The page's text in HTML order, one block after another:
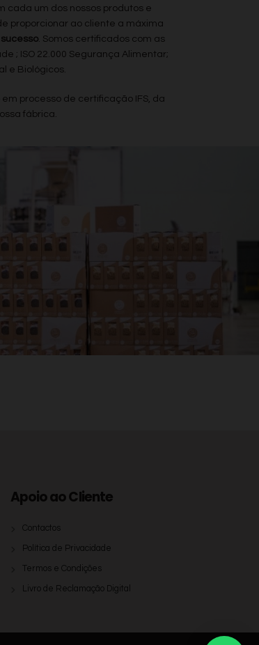
cada um dos nossos produtos e
proporcionar ao cliente a máxima
. Somos certificados com as
; ISO 22.000 Segurança Alimentar;
e Biológicos.
processo de certificação IFS, da
fábrica.
Apoio ao Cliente
Contactos
Política de Privacidade
Termos e Condições
Livro de Reclamação Digital